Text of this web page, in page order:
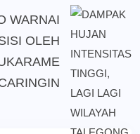
WARNAI
OLEH